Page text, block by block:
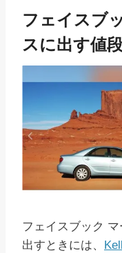
フェイスブ
スに出す値
フェイスブック
出すときには、